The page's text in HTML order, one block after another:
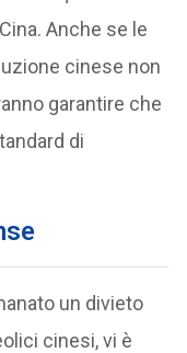
Anche se le
cinese non
garantire che
di
un divieto
cinesi, vi è